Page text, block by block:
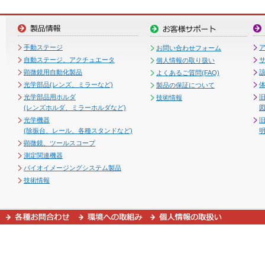
手動ステージ
自動ステージ、アクチュエータ
顕微鏡用自動化製品
光学部品(レンズ、ミラーなど)
光学部品用ホルダ
(レンズホルダ、ミラーホルダなど)
光学機器
(除振台、レール、各種スタンドなど)
顕微鏡、ツールスコープ
測定関連機器
バイオイメージングシステム製品
技術情報
お問い合わせフォーム
個人情報の取り扱い
よくあるご質問(FAQ)
製品の保証について
技術情報